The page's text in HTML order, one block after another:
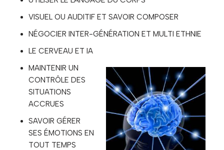
VISUEL OU AUDITIF ET SAVOIR COMPOSER
NÉGOCIER INTER-GÉNÉRATION ET MULTI ETHNIE
LE CERVEAU ET IA
MAINTENIR UN
CONTRÔLE DES
SITUATIONS
ACCRUES
SAVOIR GÉRER
SES ÉMOTIONS EN
TOUT TEMPS